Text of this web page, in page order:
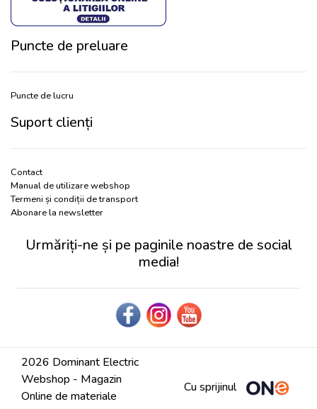
Puncte de preluare
Puncte de lucru
Suport clienți
Contact
Manual de utilizare webshop
Termeni și condiții de transport
Abonare la newsletter
Urmăriți-ne și pe paginile noastre de social
media!
2026 Dominant Electric
Webshop - Magazin
Online de materiale
Cu sprijinul